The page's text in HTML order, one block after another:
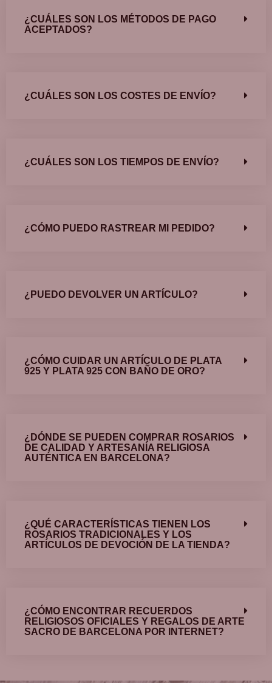
¿CUÁLES SON LOS MÉTODOS DE PAGO
ACEPTADOS?
¿CUÁLES SON LOS COSTES DE ENVÍO?
¿CUÁLES SON LOS TIEMPOS DE ENVÍO?
¿CÓMO PUEDO RASTREAR MI PEDIDO?
¿PUEDO DEVOLVER UN ARTÍCULO?
¿CÓMO CUIDAR UN ARTÍCULO DE PLATA
925 Y PLATA 925 CON BAÑO DE ORO?
¿DÓNDE SE PUEDEN COMPRAR ROSARIOS
DE CALIDAD Y ARTESANÍA RELIGIOSA
AUTÉNTICA EN BARCELONA?
¿QUÉ CARACTERÍSTICAS TIENEN LOS
ROSARIOS TRADICIONALES Y LOS
ARTÍCULOS DE DEVOCIÓN DE LA TIENDA?
¿CÓMO ENCONTRAR RECUERDOS
RELIGIOSOS OFICIALES Y REGALOS DE ARTE
SACRO DE BARCELONA POR INTERNET?